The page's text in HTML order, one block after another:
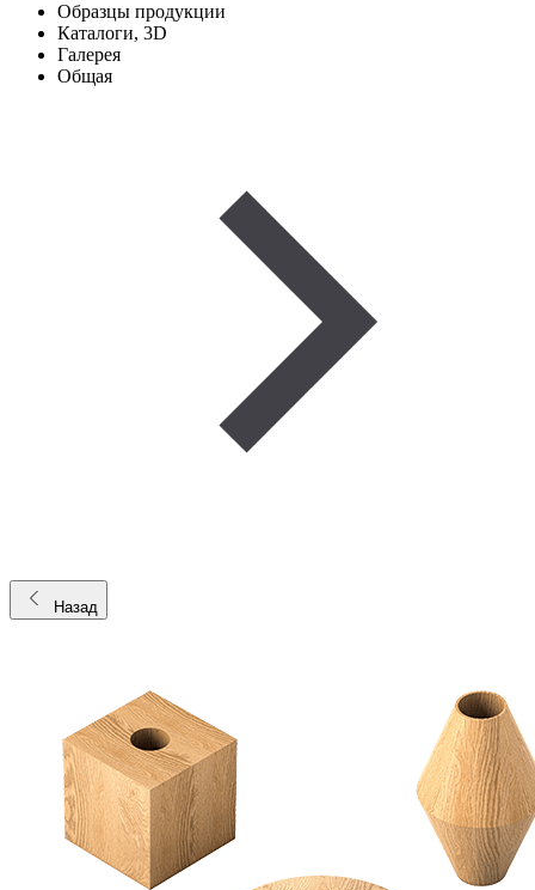
Образцы продукции
Каталоги, 3D
Галерея
Общая
Назад